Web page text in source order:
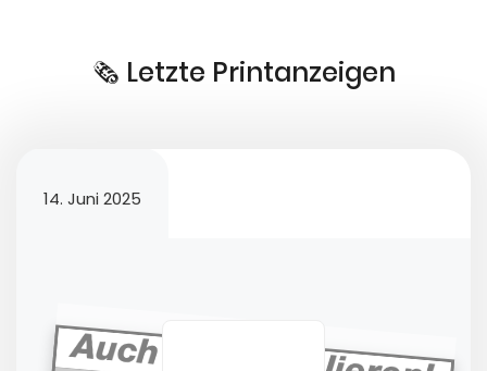
🗞️ Letzte Printanzeigen
14. Juni 2025